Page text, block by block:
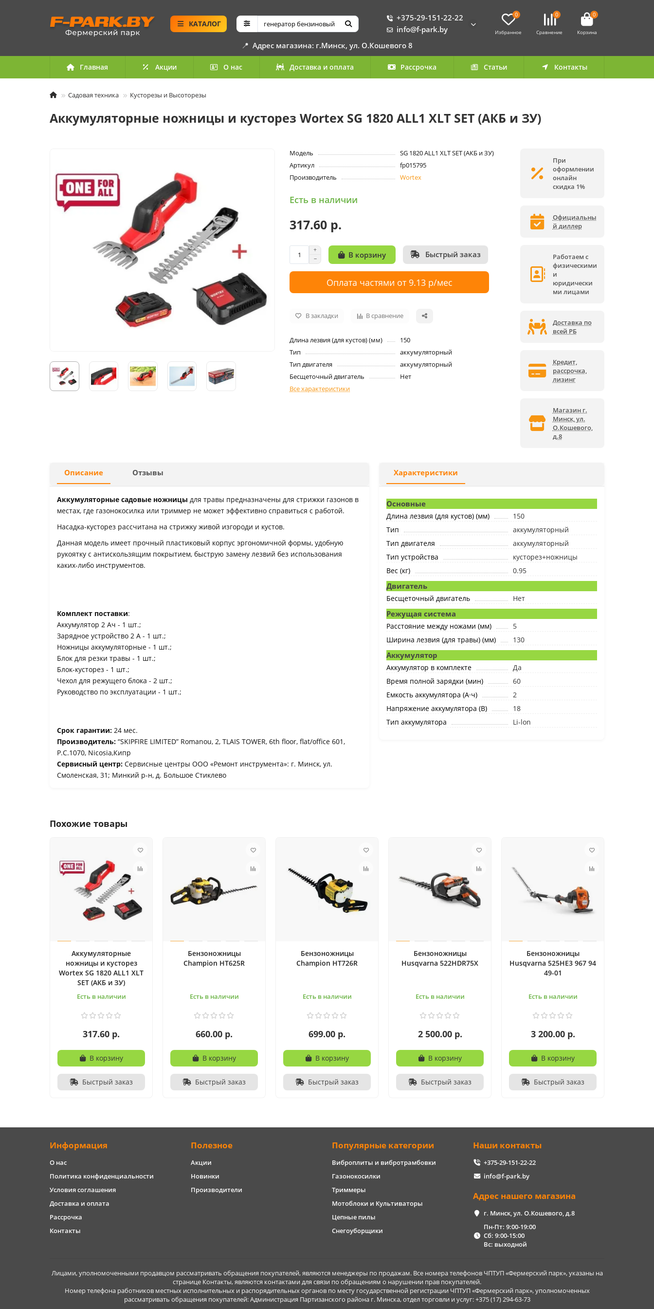
КАТАЛОГ
+375-29-151-22-22
info@f-park.by
0
Избранное
0
Сравнение
0
Корзина
📍 Адрес магазина: г.Минск, ул. О.Кошевого 8
Главная Акции О нас Доставка и оплата Рассрочка Статьи Контакты
Садовая техника Кусторезы и Высоторезы
Аккумуляторные ножницы и кусторез Wortex SG 1820 ALL1 XLT SET (АКБ и ЗУ)
Модель
SG 1820 ALL1 XLT SET (АКБ и ЗУ)
Артикул
fp015795
Производитель
Wortex
Есть в наличии
317.60 р.
В корзину Быстрый заказ
Оплата частями от 9.13 р/мес
В закладки В сравнение
Длина лезвия (для кустов) (мм)
150
Тип
аккумуляторный
Тип двигателя
аккумуляторный
Бесщеточный двигатель
Нет
Все характеристики
При
оформлении
онлайн
скидка 1%
Официальны
й диллер
Работаем с
физическими
и
юридически
ми лицами
Доставка по
всей РБ
Кредит,
рассрочка,
лизинг
Магазин г.
Минск, ул.
О.Кошевого,
д.8
Описание Отзывы
Аккумуляторные садовые ножницы для травы предназначены для стрижки газонов в
местах, где газонокосилка или триммер не может эффективно справиться с работой.
Насадка-кусторез рассчитана на стрижку живой изгороди и кустов.
Данная модель имеет прочный пластиковый корпус эргономичной формы, удобную
рукоятку с антискользящим покрытием, быструю замену лезвий без использования
каких-либо инструментов.
Комплект поставки:
Аккумулятор 2 Ач - 1 шт.;
Зарядное устройство 2 А - 1 шт.;
Ножницы аккумуляторные - 1 шт.;
Блок для резки травы - 1 шт.;
Блок-кусторез - 1 шт.;
Чехол для режущего блока - 2 шт.;
Руководство по эксплуатации - 1 шт.;
Срок гарантии: 24 мес.
Производитель: “SKIPFIRE LIMITED” Romanou, 2, TLAIS TOWER, 6th floor, flat/office 601,
P.C.1070, Nicosia,Кипр
Сервисный центр: Сервисные центры ООО «Ремонт инструмента»: г. Минск, ул.
Смоленская, 31; Минкий р-н, д. Большое Стиклево
Характеристики
Основные
Длина лезвия (для кустов) (мм)
150
Тип
аккумуляторный
Тип двигателя
аккумуляторный
Тип устройства
кусторез+ножницы
Вес (кг)
0.95
Двигатель
Бесщеточный двигатель Нет
Режущая система
Расстояние между ножами (мм)
5
Ширина лезвия (для травы) (мм)
130
Аккумулятор
Аккумулятор в комплекте
Да
Время полной зарядки (мин)
60
Емкость аккумулятора (А·ч)
2
Напряжение аккумулятора (В)
18
Тип аккумулятора
Li-lon
Похожие товары
Аккумуляторные
ножницы и кусторез
Wortex SG 1820 ALL1 XLT
SET (АКБ и ЗУ)
Есть в наличии
317.60 р.
В корзину
Быстрый заказ
Бензоножницы
Champion HT625R
Есть в наличии
660.00 р.
В корзину
Быстрый заказ
Бензоножницы
Champion HT726R
Есть в наличии
699.00 р.
В корзину
Быстрый заказ
Бензоножницы
Husqvarna 522HDR75X
Есть в наличии
2 500.00 р.
В корзину
Быстрый заказ
Бензоножницы
Husqvarna 525HE3 967 94
49-01
Есть в наличии
3 200.00 р.
В корзину
Быстрый заказ
Информация
О нас
Политика конфиденциальности
Условия соглашения
Доставка и оплата
Рассрочка
Контакты
Полезное
Акции
Новинки
Производители
Популярные категории
Виброплиты и вибротрамбовки
Газонокосилки
Триммеры
Мотоблоки и Культиваторы
Цепные пилы
Снегоуборщики
Наши контакты
+375-29-151-22-22
info@f-park.by
Адрес нашего магазина
г. Минск, ул. О.Кошевого, д.8
Пн-Пт: 9:00-19:00
Сб: 9:00-15:00
Вс: выходной
Лицами, уполномоченными продавцом рассматривать обращения покупателей, являются менеджеры по продажам. Все номера телефонов ЧПТУП «Фермерский парк», указаны на
странице Контакты, являются контактами для связи по обращениям о нарушении прав покупателей.
Номер телефона работников местных исполнительных и распорядительных органов по месту государственной регистрации ЧПТУП «Фермерский парк», уполномоченных
рассматривать обращения покупателей: Администрация Партизанского района г. Минска, отдел торговли и услуг: +375 (17) 294-63-73